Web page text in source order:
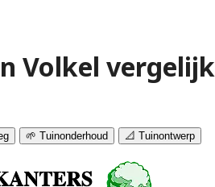
Volkel
🌱 Tuinonderhoud 📐 Tuinontwerp